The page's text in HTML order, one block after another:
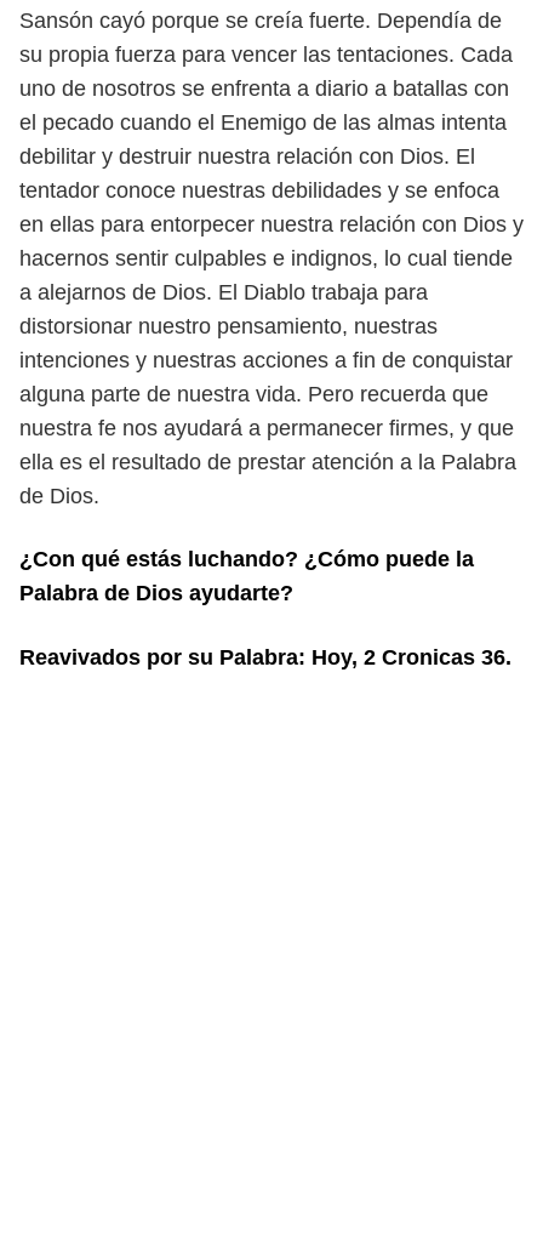
Sansón cayó porque se creía fuerte. Dependía de
su propia fuerza para vencer las tentaciones. Cada
uno de nosotros se enfrenta a diario a batallas con
el pecado cuando el Enemigo de las almas intenta
debilitar y destruir nuestra relación con Dios. El
tentador conoce nuestras debilidades y se enfoca
en ellas para entorpecer nuestra relación con Dios y
hacernos sentir culpables e indignos, lo cual tiende
a alejarnos de Dios. El Diablo trabaja para
distorsionar nuestro pensamiento, nuestras
intenciones y nuestras acciones a fin de conquistar
alguna parte de nuestra vida. Pero recuerda que
nuestra fe nos ayudará a permanecer firmes, y que
ella es el resultado de prestar atención a la Palabra
de Dios.
¿Con qué estás luchando? ¿Cómo puede la
Palabra de Dios ayudarte?
Reavivados por su Palabra: Hoy, 2 Cronicas 36.